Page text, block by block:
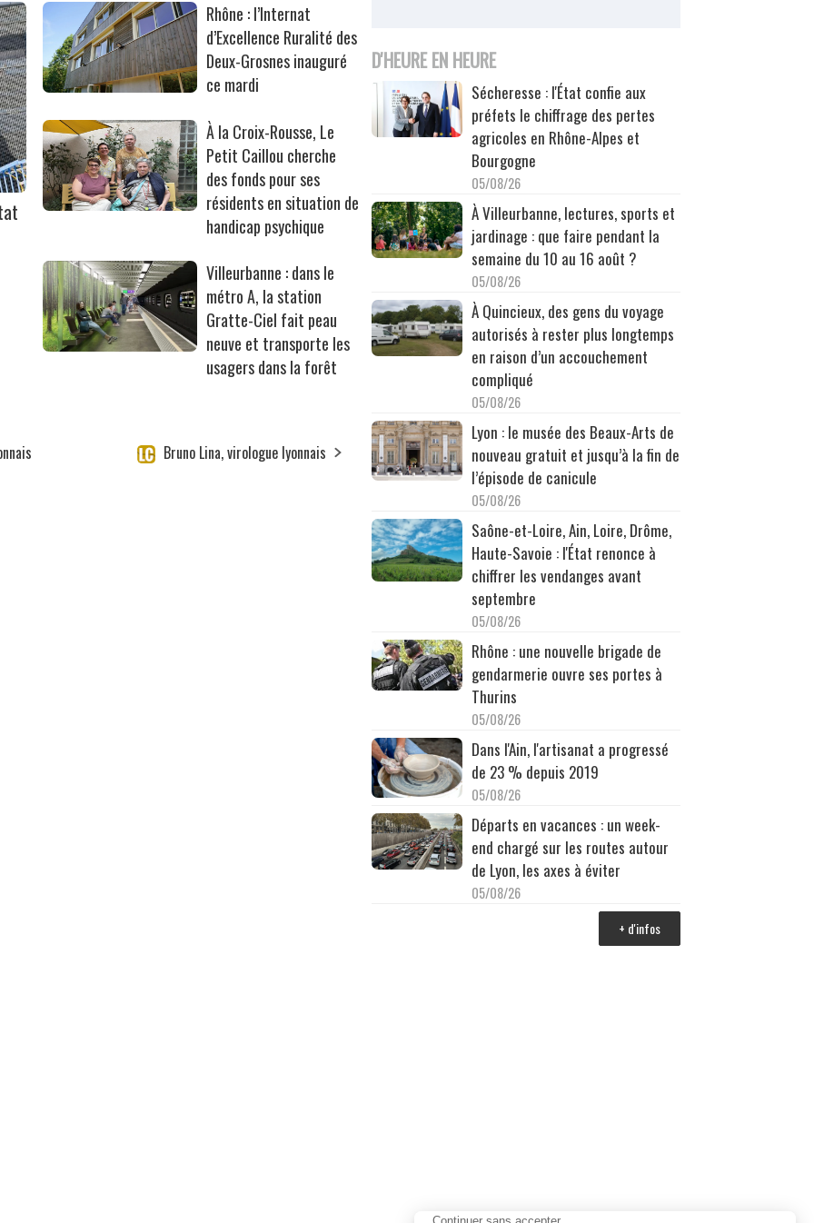
Rhône : l’Internat
d’Excellence Ruralité des
Deux-Grosnes inauguré
ce mardi
À la Croix-Rousse, Le
Petit Caillou cherche
des fonds pour ses
résidents en situation de
handicap psychique
Villeurbanne : dans le
métro A, la station
Gratte-Ciel fait peau
neuve et transporte les
usagers dans la forêt
Bruno Lina, virologue lyonnais
D'HEURE EN HEURE
Sécheresse : l'État confie aux
préfets le chiffrage des pertes
agricoles en Rhône-Alpes et
Bourgogne
05/08/26
À Villeurbanne, lectures, sports et
jardinage : que faire pendant la
semaine du 10 au 16 août ?
05/08/26
À Quincieux, des gens du voyage
autorisés à rester plus longtemps
en raison d’un accouchement
compliqué
05/08/26
Lyon : le musée des Beaux-Arts de
nouveau gratuit et jusqu’à la fin de
l’épisode de canicule
05/08/26
Saône-et-Loire, Ain, Loire, Drôme,
Haute-Savoie : l'État renonce à
chiffrer les vendanges avant
septembre
05/08/26
Rhône : une nouvelle brigade de
gendarmerie ouvre ses portes à
Thurins
05/08/26
Dans l'Ain, l'artisanat a progressé
de 23 % depuis 2019
05/08/26
Départs en vacances : un week-
end chargé sur les routes autour
de Lyon, les axes à éviter
05/08/26
+ d'infos